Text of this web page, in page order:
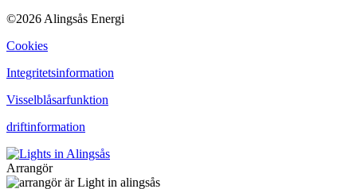
©2026 Alingsås Energi
Cookies
Integritetsinformation
Visselblåsarfunktion
driftinformation
Arrangör